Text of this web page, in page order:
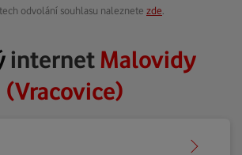
odvolání souhlasu naleznete zde
internet Malovidy
(Vracovice)